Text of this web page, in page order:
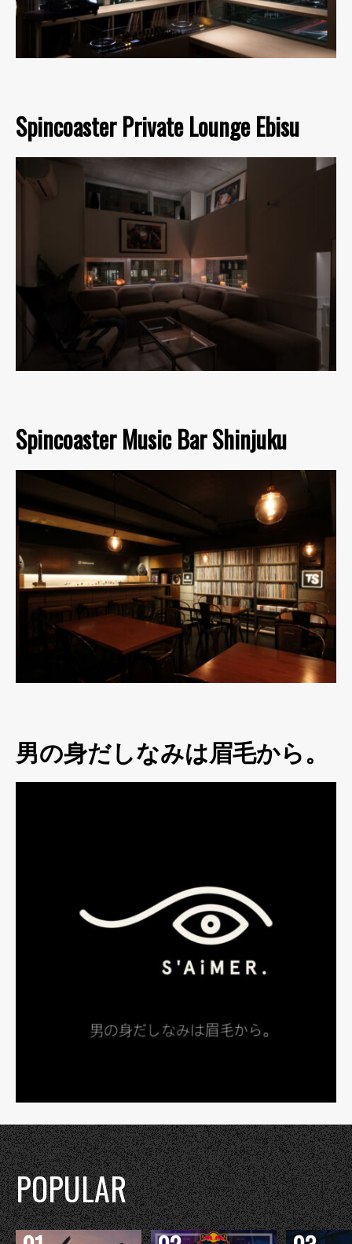
Spincoaster Private Lounge Ebisu
Spincoaster Music Bar Shinjuku
男の身だしなみは眉毛から。
POPULAR